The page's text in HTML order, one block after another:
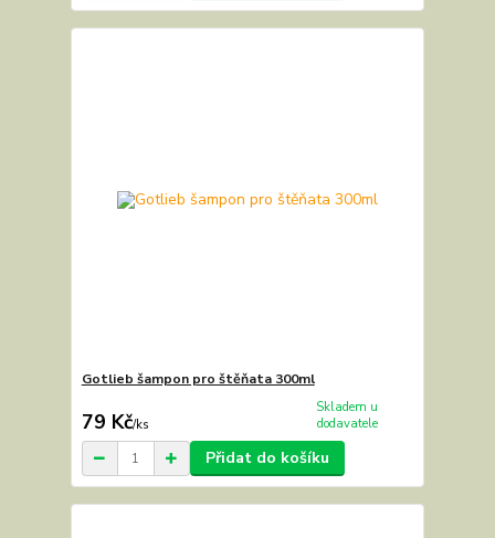
Gotlieb šampon pro štěňata 300ml
79 Kč/ks
Skladem u
dodavatele
Přidat do košíku